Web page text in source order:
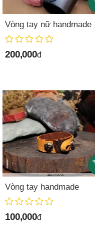
Vòng tay nữ handmade
200,000đ
Vòng tay handmade
100,000đ